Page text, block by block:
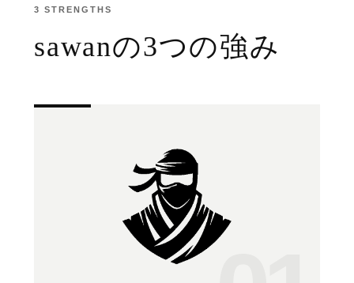
3 STRENGTHS
sawanの3つの強み